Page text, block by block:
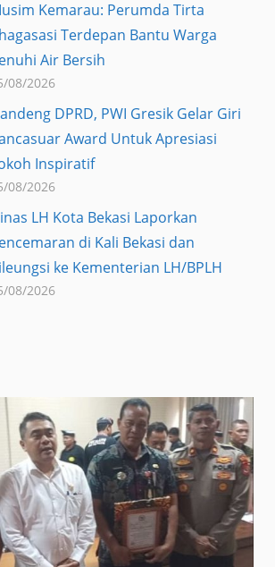
Kemarau: Perumda Tirta
Terdepan Bantu Warga
Air Bersih
08/2026
DPRD, PWI Gresik Gelar Giri
Award Untuk Apresiasi
Inspiratif
08/2026
LH Kota Bekasi Laporkan
di Kali Bekasi dan
ke Kementerian LH/BPLH
08/2026